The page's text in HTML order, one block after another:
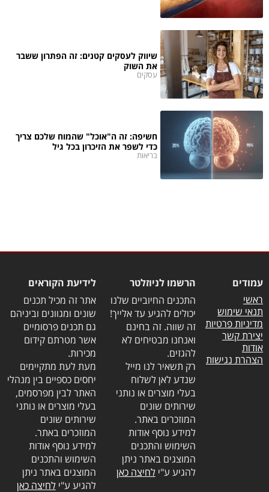
שיווק לעסקים קטנים: זה הפתרון ששבר
את השוק
עסקים
חשיפה: זה ה"אוכל" שהמוח שלכם צריך
כדי לשפר את הזיכרון בכל גיל
בריאות
עמודים
ראשי
תנאי שימוש
מדיניות פרטיות
יצירת קשר
אודות
הצהרת נגישות
הרשמו לניוזלטר
התכנים החיוביים שלנו
יכולים להגיע עד אלייך!
זה שווה. זה בחינם
ואנחנו מבטיחים לא
להגזים.
רק תשאיר לנו מייל
שנדע לאן לשלוח
בעלי מוצרים או נותני
שירותים שונים
המוזכרים באתר.
למידע נוסף אודות
השימוש והתכנים
המוצגים באתר ניתן
להגיע ע"ילחיצה כאן
לידיעת הקוראים
אתר זה מכיל תכנים
שונים ומגוונים וביניהם
גם תכנים פרסומיים
אשר מטרתם קידום
מכירות.
מעת לעת מתקיימים
יחסים כספיים בין מנהלי
האתר לבין מפרסמים,
בעלי מוצרים או נותני
שירותים שונים
המוזכרים באתר.
למידע נוסף אודות
השימוש והתכנים
המוצגים באתר ניתן
להגיע ע"ילחיצה כאן